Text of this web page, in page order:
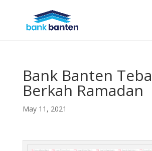
Bank Banten
Berkah Ramadan
May 11, 2021